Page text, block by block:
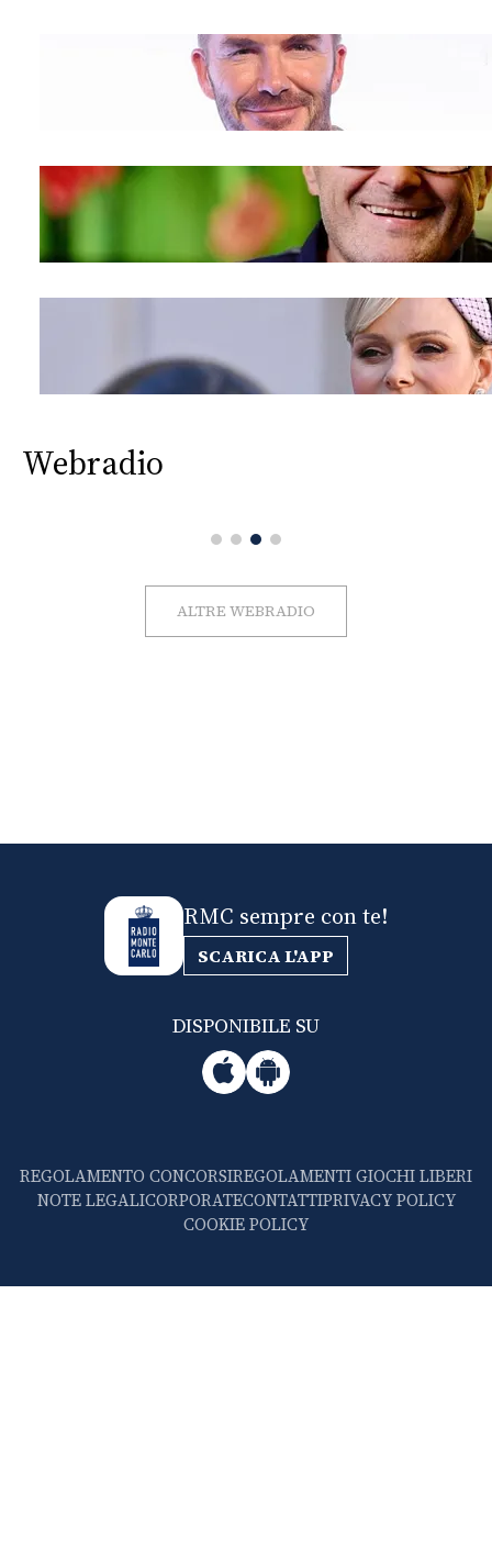
Webradio
ALTRE WEBRADIO
RMC sempre con te!
SCARICA L'APP
DISPONIBILE SU
REGOLAMENTO CONCORSIREGOLAMENTI GIOCHI LIBERI
NOTE LEGALICORPORATECONTATTIPRIVACY POLICY
COOKIE POLICY